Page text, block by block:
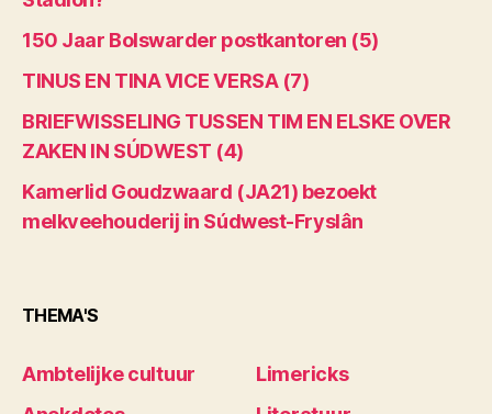
150 Jaar Bolswarder postkantoren (5)
TINUS EN TINA VICE VERSA (7)
BRIEFWISSELING TUSSEN TIM EN ELSKE OVER
ZAKEN IN SÚDWEST (4)
Kamerlid Goudzwaard (JA21) bezoekt
melkveehouderij in Súdwest-Fryslân
THEMA'S
Ambtelijke cultuur
Limericks